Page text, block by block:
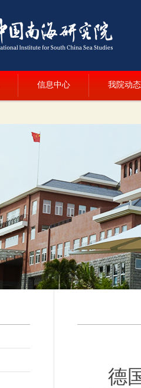
信息中心 我院动态
德